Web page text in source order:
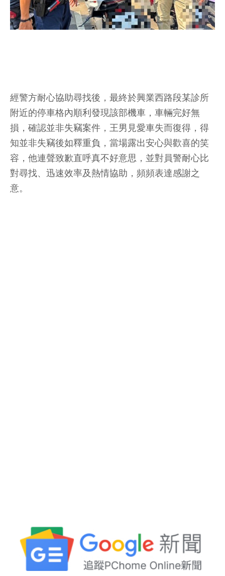
經警方耐心協助尋找後，最終於興業西路段某診所
附近的停車格內順利發現該部機車，車輛完好無
損，確認並非失竊案件，王男見愛車失而復得，得
知並非失竊後如釋重負，當場露出安心與歡喜的笑
容，他連聲致歉直呼真不好意思，並對員警耐心比
對尋找、迅速效率及熱情協助，頻頻表達感謝之
意。